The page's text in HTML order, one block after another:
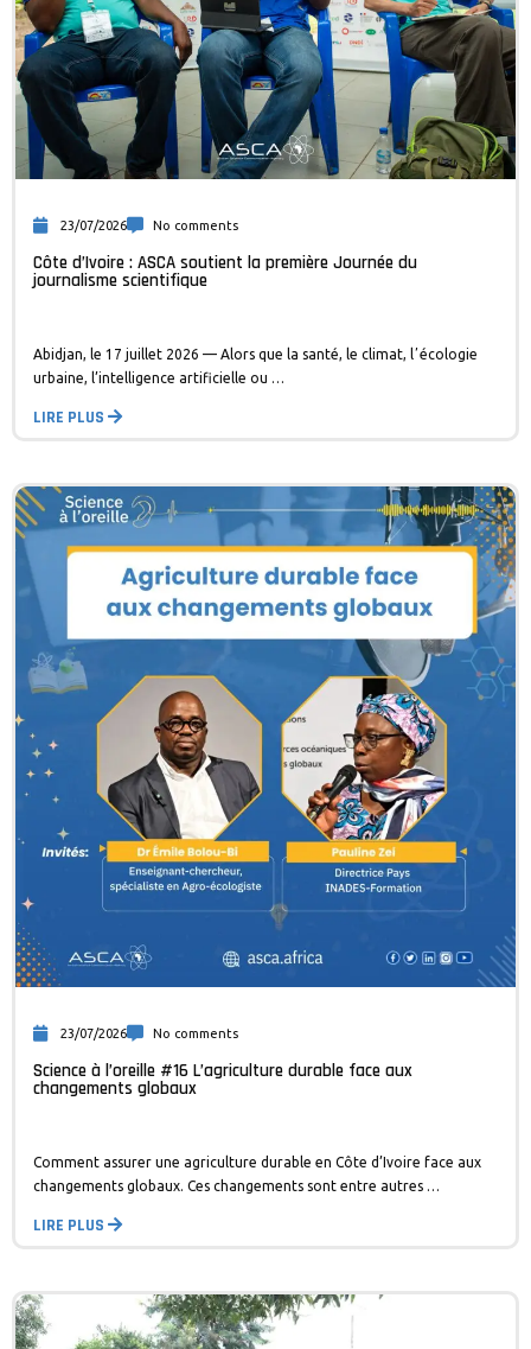
23/07/2026 No comments
Côte d’Ivoire : ASCA soutient la première Journée du
journalisme scientifique
Abidjan, le 17 juillet 2026 — Alors que la santé, le climat, lʼécologie
urbaine, l’intelligence artificielle ou …
LIRE PLUS
23/07/2026 No comments
Science à l’oreille #16 L’agriculture durable face aux
changements globaux
Comment assurer une agriculture durable en Côte d’Ivoire face aux
changements globaux. Ces changements sont entre autres …
LIRE PLUS